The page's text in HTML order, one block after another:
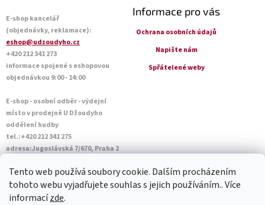
Tento web používá soubory cookie. Dalším procházením
tohoto webu vyjadřujete souhlas s jejich používáním.. Více
informacízde.
E-shop kancelář
(objednávky, reklamace):
eshop@udzoudyho.cz
+420 212 341 273
informace spojené s eshopovou
objednávkou 9:00 - 14:00
E-shop - osobní odběr - výdejní
místo v prodejně U Džoudyho
oddělení hudby
tel.:+420 212 341 275
adresa:Jugoslávská 7/670, Praha 2
Sobota: 10:00 - 14:45
Informace pro vás
Ochrana osobních údajů
Napište nám
Spřátelené weby